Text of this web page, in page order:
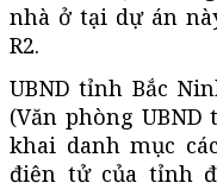
nhà ở tại dự án
R2.
UBND tỉnh Bắc
(Văn phòng
khai danh mục
điện tử của tỉnh